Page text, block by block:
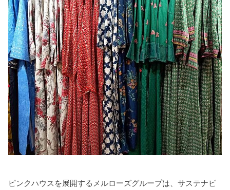
ピンクハウスを展開するメルローズグループは、サステナビ